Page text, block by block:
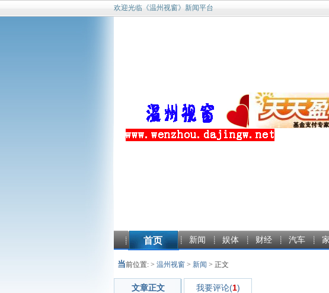
欢迎光临《温州视窗》新闻平台
首页 新闻 娱体 财经 汽车
当前位置: > 温州视窗 > 新闻 > 正文
文章正文 我要评论(1)